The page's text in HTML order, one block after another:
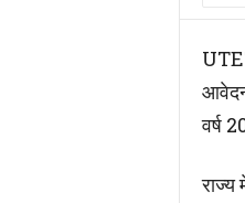
वर्ष